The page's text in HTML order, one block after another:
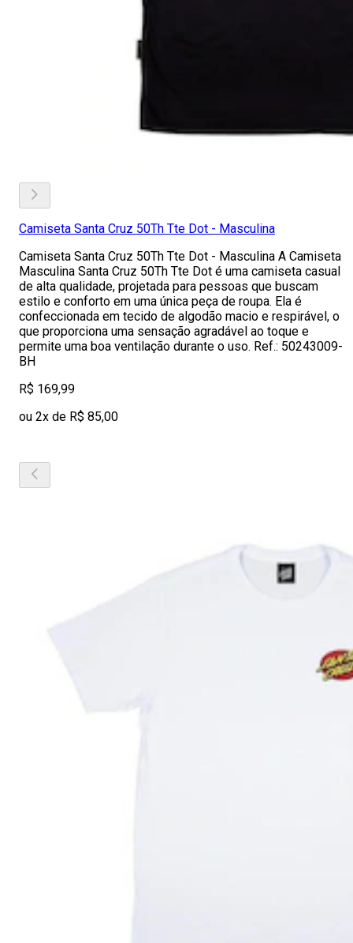
Camiseta Santa Cruz 50Th Tte Dot - Masculina
Camiseta Santa Cruz 50Th Tte Dot - Masculina A Camiseta
Masculina Santa Cruz 50Th Tte Dot é uma camiseta casual
de alta qualidade, projetada para pessoas que buscam
estilo e conforto em uma única peça de roupa. Ela é
confeccionada em tecido de algodão macio e respirável, o
que proporciona uma sensação agradável ao toque e
permite uma boa ventilação durante o uso. Ref.: 50243009-
BH
R$ 169,99
ou 2x de R$ 85,00